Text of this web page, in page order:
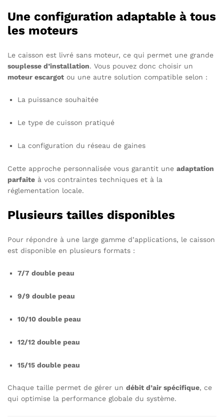
Une configuration adaptable à tous
les moteurs
Le caisson est livré sans moteur, ce qui permet une grande
souplesse d’installation. Vous pouvez donc choisir un
moteur escargot ou une autre solution compatible selon :
La puissance souhaitée
Le type de cuisson pratiqué
La configuration du réseau de gaines
Cette approche personnalisée vous garantit une adaptation
parfaite à vos contraintes techniques et à la
réglementation locale.
Plusieurs tailles disponibles
Pour répondre à une large gamme d’applications, le caisson
est disponible en plusieurs formats :
7/7 double peau
9/9 double peau
10/10 double peau
12/12 double peau
15/15 double peau
Chaque taille permet de gérer un débit d’air spécifique, ce
qui optimise la performance globale du système.